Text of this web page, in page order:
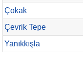
Çokak
Çevrik Tepe
Yanıkkışla